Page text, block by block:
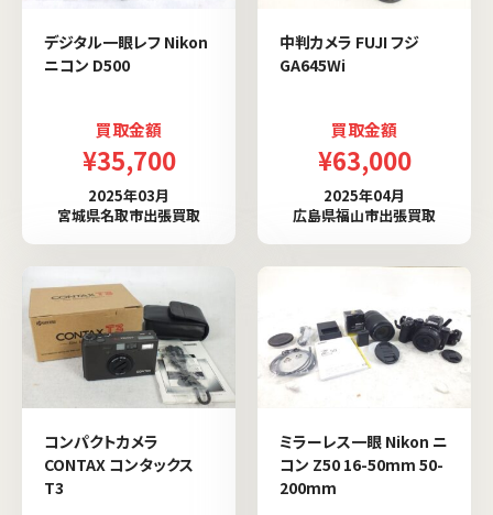
デジタル一眼レフ Nikon
ニコン D500
買取金額
¥35,700
2025年03月
宮城県名取市出張買取
中判カメラ FUJI フジ
GA645Wi
買取金額
¥63,000
2025年04月
広島県福山市出張買取
コンパクトカメラ
CONTAX コンタックス
T3
ミラーレス一眼 Nikon ニ
コン Z50 16-50mm 50-
200mm